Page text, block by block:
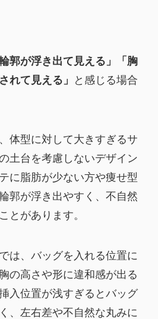
郭が浮き出て見える」「胸
れて見える」
と感じる場合
体型に対して大きすぎるサ
土台を考慮しないデザイン
に脂肪が少ない方や痩せ型
郭が浮き出やすく、不自然
とがあります。
は、バッグを入れる位置に
の高さや形に違和感が出る
入位置が浅すぎるとバッグ
、左右差や不自然な丸みに